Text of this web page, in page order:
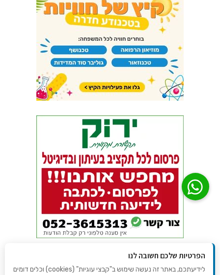
הפרטיות שלכם חשובה לנו
לידיעתכם, באתר זה נעשה שימוש ב"קבצי עוגיות" (cookies) וכלים דומים